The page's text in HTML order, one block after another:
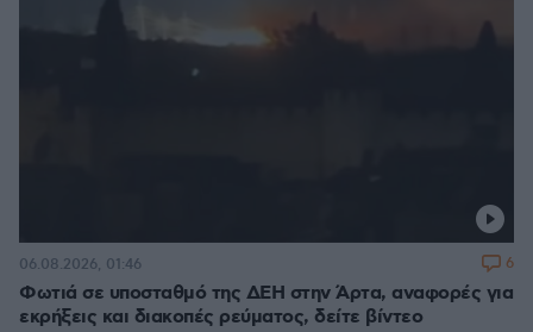
Φωτιά σε υποσταθμό της ΔΕΗ στην Άρτα, αναφορές για
εκρήξεις και διακοπές ρεύματος, δείτε βίντεο
06.08.2026, 01:46 6